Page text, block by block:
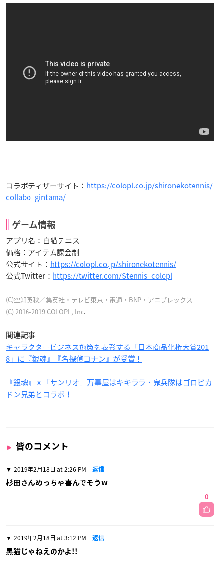
コラボティザーサイト： https://colopl.co.jp/shironekotennis/
collabo_gintama/
ゲーム情報
アプリ名：白猫テニス
価格：アイテム課金制
公式サイト： https://colopl.co.jp/shironekotennis/
公式Twitter： https://twitter.com/Stennis_colopl
(C)空知英秋／集英社・テレビ東京・電通・BNP・アニプレックス
(C) 2016-2019 COLOPL, Inc.
関連記事
キャラクタービジネス施策を表彰する「日本商品化権大賞201
8」に『銀魂』『名探偵コナン』が受賞！
『銀魂』ｘ「サンリオ」万事屋はキキララ・鬼兵隊はゴロピカ
ドン兄弟とコラボ！
皆のコメント
2019年2月18日 at 2:26 PM 返信
杉田さんめっちゃ喜んでそうw
0
2019年2月18日 at 3:12 PM 返信
黒猫じゃねえのかよ!!